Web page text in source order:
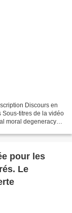
Discours en
titres de la vidéo
moral degeneracy
pour les
Le